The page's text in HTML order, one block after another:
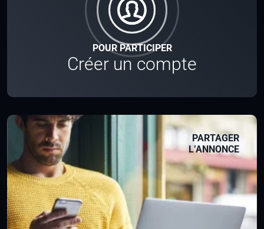
POUR PARTICIPER
Créer un compte
PARTAGER
L’ANNONCE